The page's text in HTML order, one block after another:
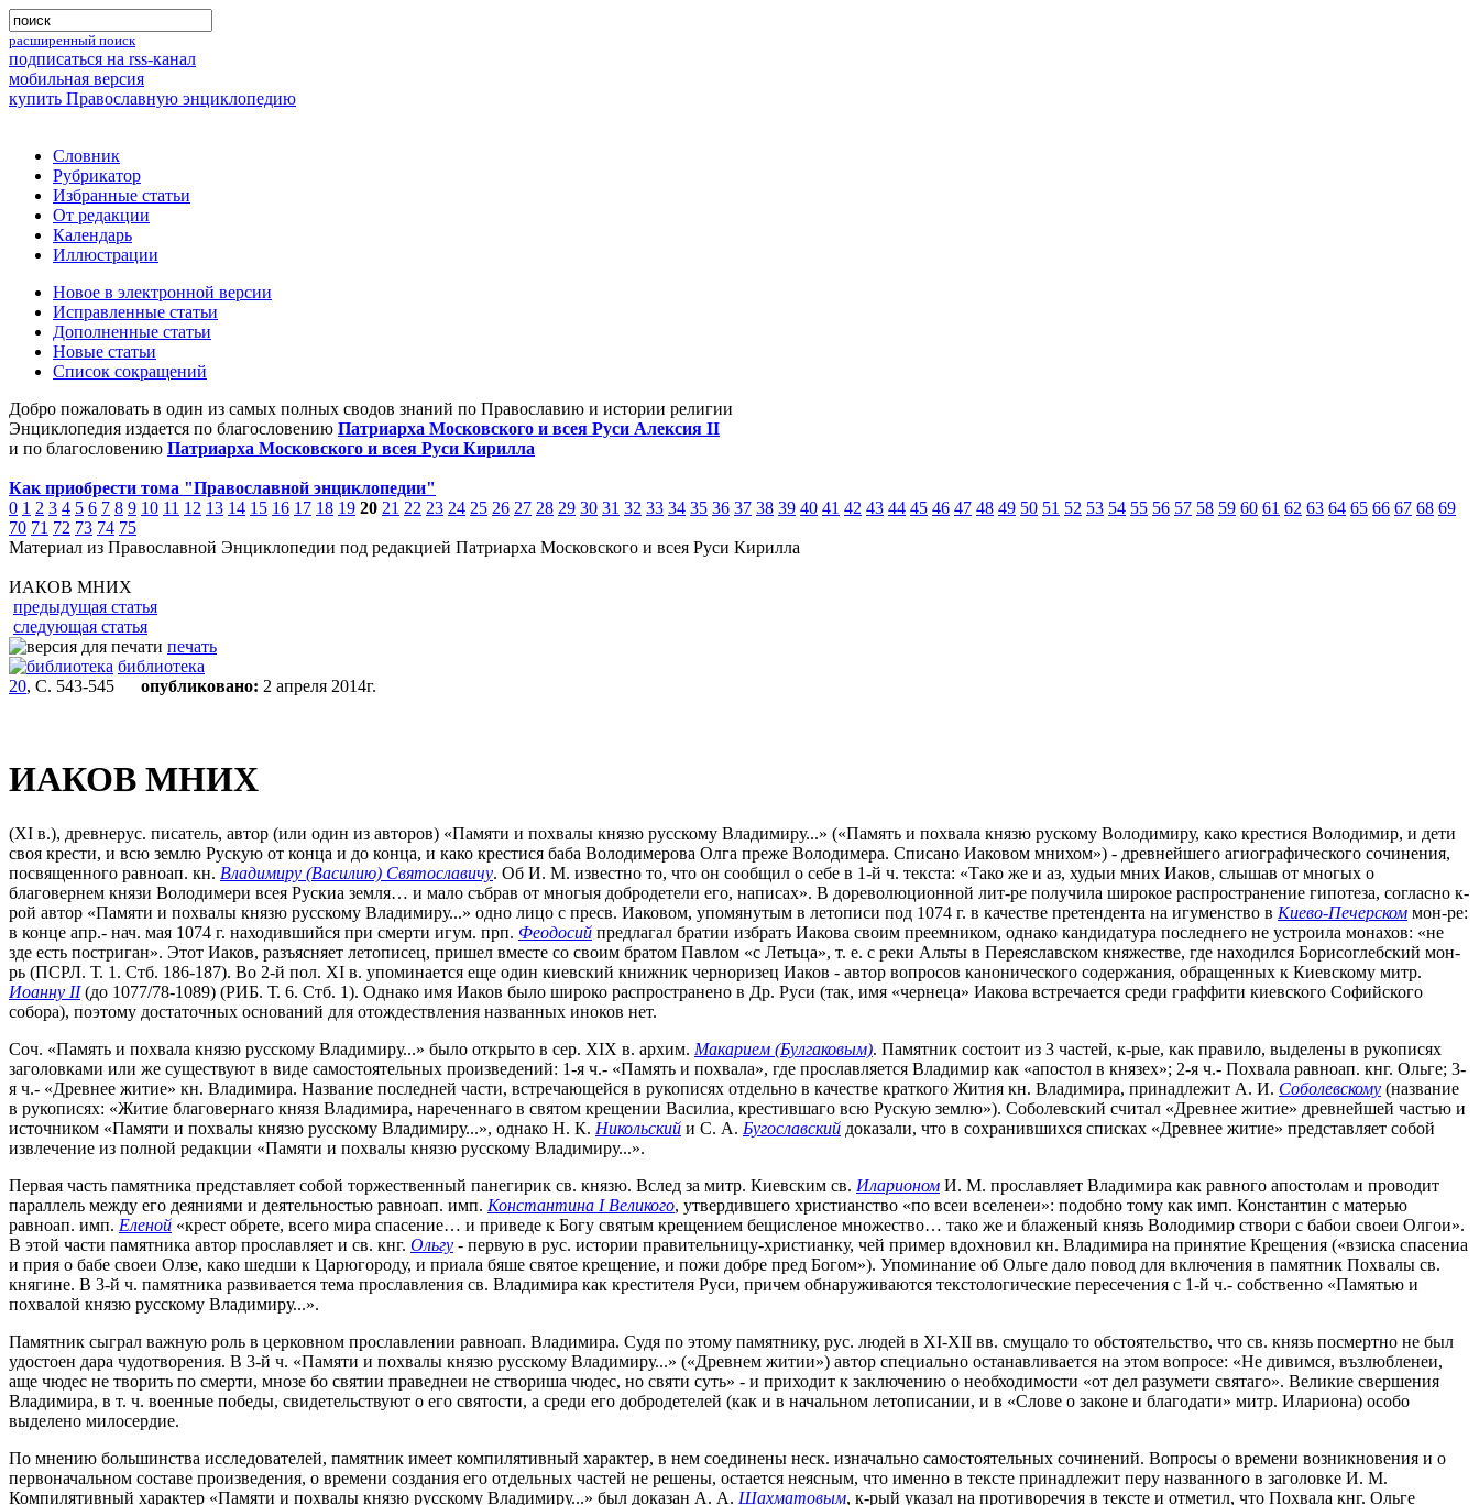
расширенный поиск
подписаться на rss-канал
мобильная версия
купить Православную энциклопедию
Словник
Рубрикатор
Избранные статьи
От редакции
Календарь
Иллюстрации
Новое в электронной версии
Исправленные статьи
Дополненные статьи
Новые статьи
Список сокращений
Добро пожаловать в один из самых полных сводов знаний по Православию и истории религии
Энциклопедия издается по благословению Патриарха Московского и всея Руси Алексия II
и по благословению Патриарха Московского и всея Руси Кирилла
Как приобрести тома "Православной энциклопедии"
0 1 2 3 4 5 6 7 8 9 10 11 12 13 14 15 16 17 18 19 20 21 22 23 24 25 26 27 28 29 30 31 32 33 34 35 36 37 38 39 40 41 42 43 44 45 46 47 48 49 50 51 52 53 54 55 56 57 58 59 60 61 62 63 64 65 66 67 68 69
70 71 72 73 74 75
Материал из Православной Энциклопедии под редакцией Патриарха Московского и всея Руси Кирилла
ИАКОВ МНИХ
предыдущая статья
следующая статья
печать
библиотека
20, С. 543-545 опубликовано: 2 апреля 2014г.
ИАКОВ МНИХ
(XI в.), древнерус. писатель, автор (или один из авторов) «Памяти и похвалы князю русскому Владимиру...» («Память и похвала князю рускому Володимиру, како крестися Володимир, и дети
своя крести, и всю землю Рускую от конца и до конца, и како крестися баба Володимерова Олга преже Володимера. Списано Иаковом мнихом») - древнейшего агиографического сочинения,
посвященного равноап. кн. Владимиру (Василию) Святославичу. Об И. М. известно то, что он сообщил о себе в 1-й ч. текста: «Тако же и аз, худыи мних Иаков, слышав от многых о
благовернем князи Володимери всея Рускиа земля… и мало събрав от многыя добродетели его, написах». В дореволюционной лит-ре получила широкое распространение гипотеза, согласно к-
рой автор «Памяти и похвалы князю русскому Владимиру...» одно лицо с пресв. Иаковом, упомянутым в летописи под 1074 г. в качестве претендента на игуменство в Киево-Печерском мон-ре:
в конце апр.- нач. мая 1074 г. находившийся при смерти игум. прп. Феодосий предлагал братии избрать Иакова своим преемником, однако кандидатура последнего не устроила монахов: «не
зде есть постриган». Этот Иаков, разъясняет летописец, пришел вместе со своим братом Павлом «с Летьца», т. е. с реки Альты в Переяславском княжестве, где находился Борисоглебский мон-
рь (ПСРЛ. Т. 1. Стб. 186-187). Во 2-й пол. XI в. упоминается еще один киевский книжник черноризец Иаков - автор вопросов канонического содержания, обращенных к Киевскому митр.
Иоанну II(до 1077/78-1089) (РИБ. Т. 6. Стб. 1). Однако имя Иаков было широко распространено в Др. Руси (так, имя «чернеца» Иакова встречается среди граффити киевского Софийского
собора), поэтому достаточных оснований для отождествления названных иноков нет.
Соч. «Память и похвала князю русскому Владимиру...» было открыто в сер. XIX в. архим. Макарием (Булгаковым). Памятник состоит из 3 частей, к-рые, как правило, выделены в рукописях
заголовками или же существуют в виде самостоятельных произведений: 1-я ч.- «Память и похвала», где прославляется Владимир как «апостол в князех»; 2-я ч.- Похвала равноап. кнг. Ольге; 3-
я ч.- «Древнее житие» кн. Владимира. Название последней части, встречающейся в рукописях отдельно в качестве краткого Жития кн. Владимира, принадлежит А. И. Соболевскому (название
в рукописях: «Житие благовернаго князя Владимира, нареченнаго в святом крещении Василиа, крестившаго всю Рускую землю»). Соболевский считал «Древнее житие» древнейшей частью и
источником «Памяти и похвалы князю русскому Владимиру...», однако Н. К. Никольский и С. А. Бугославский доказали, что в сохранившихся списках «Древнее житие» представляет собой
извлечение из полной редакции «Памяти и похвалы князю русскому Владимиру...».
Первая часть памятника представляет собой торжественный панегирик св. князю. Вслед за митр. Киевским св. Иларионом И. М. прославляет Владимира как равного апостолам и проводит
параллель между его деяниями и деятельностью равноап. имп. Константина I Великого, утвердившего христианство «по всеи вселенеи»: подобно тому как имп. Константин с матерью
равноап. имп. Еленой «крест обрете, всего мира спасение… и приведе к Богу святым крещением бещисленое множество… тако же и блаженый князь Володимир створи с бабои своеи Олгои».
В этой части памятника автор прославляет и св. кнг. Ольгу - первую в рус. истории правительницу-христианку, чей пример вдохновил кн. Владимира на принятие Крещения («взиска спасениа
и прия о бабе своеи Олзе, како шедши к Царюгороду, и приала бяше святое крещение, и пожи добре пред Богом»). Упоминание об Ольге дало повод для включения в памятник Похвалы св.
княгине. В 3-й ч. памятника развивается тема прославления св. Владимира как крестителя Руси, причем обнаруживаются текстологические пересечения с 1-й ч.- собственно «Памятью и
похвалой князю русскому Владимиру...».
Памятник сыграл важную роль в церковном прославлении равноап. Владимира. Судя по этому памятнику, рус. людей в XI-XII вв. смущало то обстоятельство, что св. князь посмертно не был
удостоен дара чудотворения. В 3-й ч. «Памяти и похвалы князю русскому Владимиру...» («Древнем житии») автор специально останавливается на этом вопросе: «Не дивимся, възлюбленеи,
аще чюдес не творить по смерти, мнозе бо святии праведнеи не створиша чюдес, но святи суть» - и приходит к заключению о необходимости «от дел разумети святаго». Великие свершения
Владимира, в т. ч. военные победы, свидетельствуют о его святости, а среди его добродетелей (как и в начальном летописании, и в «Слове о законе и благодати» митр. Илариона) особо
выделено милосердие.
По мнению большинства исследователей, памятник имеет компилятивный характер, в нем соединены неск. изначально самостоятельных сочинений. Вопросы о времени возникновения и о
первоначальном составе произведения, о времени создания его отдельных частей не решены, остается неясным, что именно в тексте принадлежит перу названного в заголовке И. М.
Компилятивный характер «Памяти и похвалы князю русскому Владимиру...» был доказан А. А. Шахматовым, к-рый указал на противоречия в тексте и отметил, что Похвала кнг. Ольге